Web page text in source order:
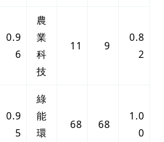
0.9
6
農
業
科
技
11 9
0.8
2
0.9
5
綠
能
環
68 68
1.0
0